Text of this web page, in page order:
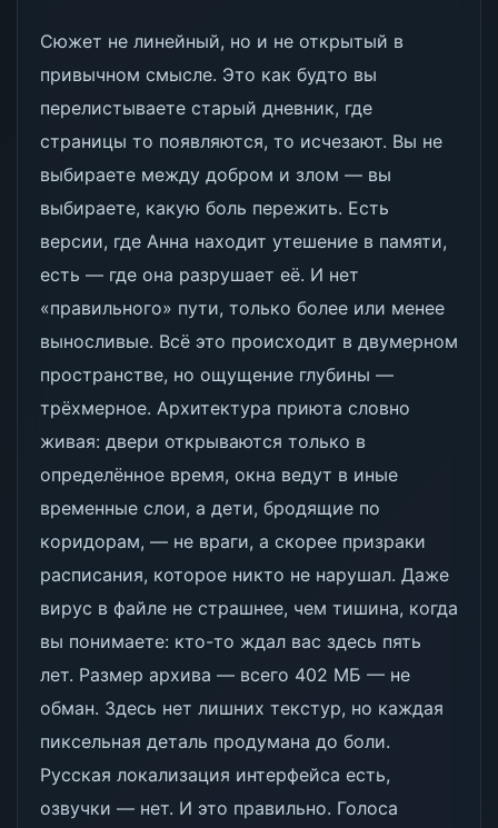
Сюжет не линейный, но и не открытый в
привычном смысле. Это как будто вы
перелистываете старый дневник, где
страницы то появляются, то исчезают. Вы не
выбираете между добром и злом — вы
выбираете, какую боль пережить. Есть
версии, где Анна находит утешение в памяти,
есть — где она разрушает её. И нет
«правильного» пути, только более или менее
выносливые. Всё это происходит в двумерном
пространстве, но ощущение глубины —
трёхмерное. Архитектура приюта словно
живая: двери открываются только в
определённое время, окна ведут в иные
временные слои, а дети, бродящие по
коридорам, — не враги, а скорее призраки
расписания, которое никто не нарушал. Даже
вирус в файле не страшнее, чем тишина, когда
вы понимаете: кто-то ждал вас здесь пять
лет. Размер архива — всего 402 МБ — не
обман. Здесь нет лишних текстур, но каждая
пиксельная деталь продумана до боли.
Русская локализация интерфейса есть,
озвучки — нет. И это правильно. Голоса